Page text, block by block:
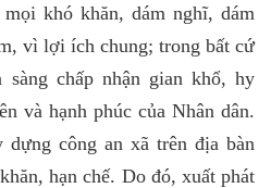
khó khăn, dám nghĩ, dám
vì lợi ích chung; trong bất cứ
sàng chấp nhận gian khổ, hy
và hạnh phúc của Nhân dân.
công an xã trên địa bàn
hạn chế. Do đó, xuất phát